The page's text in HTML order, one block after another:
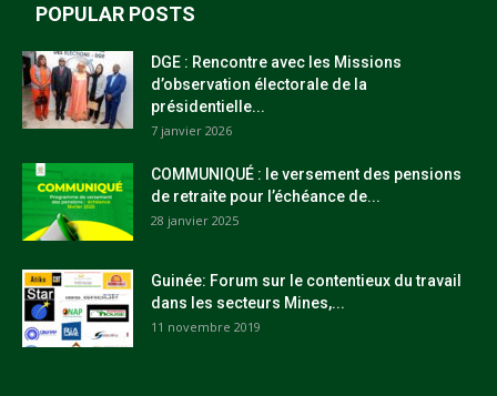
POPULAR POSTS
DGE : Rencontre avec les Missions
d’observation électorale de la
présidentielle...
7 janvier 2026
COMMUNIQUÉ : le versement des pensions
de retraite pour l’échéance de...
28 janvier 2025
Guinée: Forum sur le contentieux du travail
dans les secteurs Mines,...
11 novembre 2019